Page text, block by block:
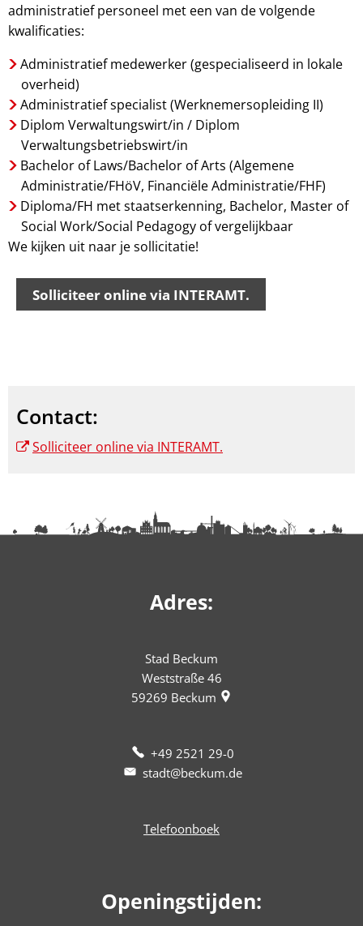
administratief personeel met een van de volgende
kwalificaties:
Administratief medewerker (gespecialiseerd in lokale
overheid)
Administratief specialist (Werknemersopleiding II)
Diplom Verwaltungswirt/in / Diplom
Verwaltungsbetriebswirt/in
Bachelor of Laws/Bachelor of Arts (Algemene
Administratie/FHöV, Financiële Administratie/FHF)
Diploma/FH met staatserkenning, Bachelor, Master of
Social Work/Social Pedagogy of vergelijkbaar
We kijken uit naar je sollicitatie!
Solliciteer online via INTERAMT.
Contact:
Solliciteer online via INTERAMT.
Adres:
Stad Beckum
Weststraße 46
59269 Beckum
+49 2521 29-0
stadt@beckum.de
Telefoonboek
Openingstijden: